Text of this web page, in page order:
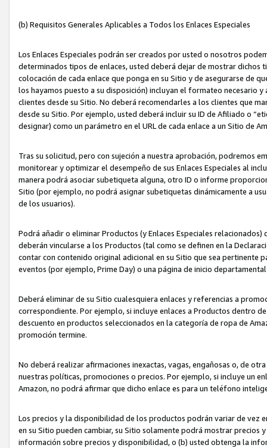
(b) Requisitos Generales Aplicables a Todos los Enlaces Especiales
Los Enlaces Especiales podrán ser creados por usted o nosotros
determinados tipos de enlaces, usted deberá dejar de mostrar dichos
colocación de cada enlace que ponga en su Sitio y de asegurarse de
los hayamos puesto a su disposición) incluyan el formateo necesario
clientes desde su Sitio. No deberá recomendarles a los clientes que
desde su Sitio. Por ejemplo, usted deberá incluir su ID de Afiliado o
designar) como un parámetro en el URL de cada enlace a un Sitio de
Tras su solicitud, pero con sujeción a nuestra aprobación, podremos
monitorear y optimizar el desempeño de sus Enlaces Especiales al
manera podrá asociar subetiqueta alguna, otro ID o informe
Sitio (por ejemplo, no podrá asignar subetiquetas dinámicamente a
de los usuarios).
Podrá añadir o eliminar Productos (y Enlaces Especiales
deberán vincularse a los Productos (tal como se definen en la
contar con contenido original adicional en su Sitio que sea pertinente
eventos (por ejemplo, Prime Day) o una página de inicio
Deberá eliminar de su Sitio cualesquiera enlaces y referencias a
correspondiente. Por ejemplo, si incluye enlaces a Productos dentro
descuento en productos seleccionados en la categoría de ropa de
promoción termine.
No deberá realizar afirmaciones inexactas, vagas, engañosas o, de
nuestras políticas, promociones o precios. Por ejemplo, si incluye un
Amazon, no podrá afirmar que dicho enlace es para un teléfono
Los precios y la disponibilidad de los productos podrán variar de vez
en su Sitio pueden cambiar, su Sitio solamente podrá mostrar
información sobre precios y disponibilidad, o (b) usted obtenga la